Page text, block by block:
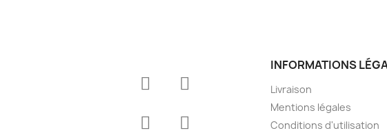
INFORMATIONS
Livraison
Mentions légales
Conditions d'utilisation